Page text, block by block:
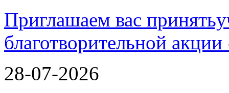
Приглашаем вас
благотворительной
28-07-2026